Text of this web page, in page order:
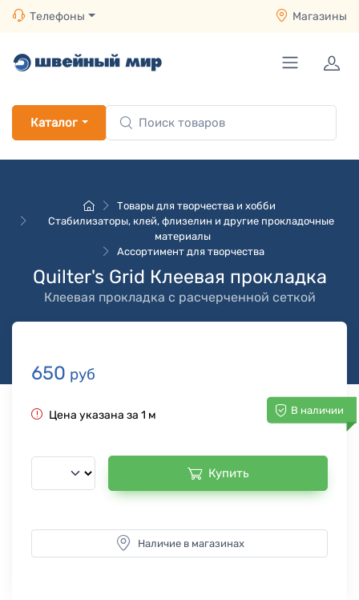
Телефоны Магазины
Каталог
Товары для творчества и хобби
Стабилизаторы, клей, флизелин и другие прокладочные
материалы
Ассортимент для творчества
Quilter's Grid Клеевая прокладка
Клеевая прокладка с расчерченной сеткой
650 руб
В наличии
Цена указана за 1 м
Купить
Наличие в магазинах